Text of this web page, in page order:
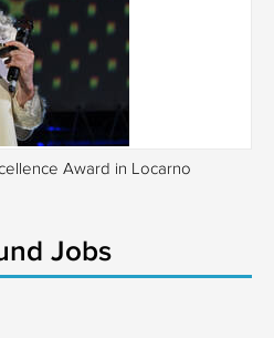
Award in Locarno
Jobs